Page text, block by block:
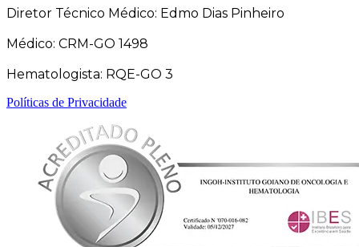
Diretor Técnico Médico: Edmo Dias Pinheiro
Médico: CRM-GO 1498
Hematologista: RQE-GO 3
Políticas de Privacidade